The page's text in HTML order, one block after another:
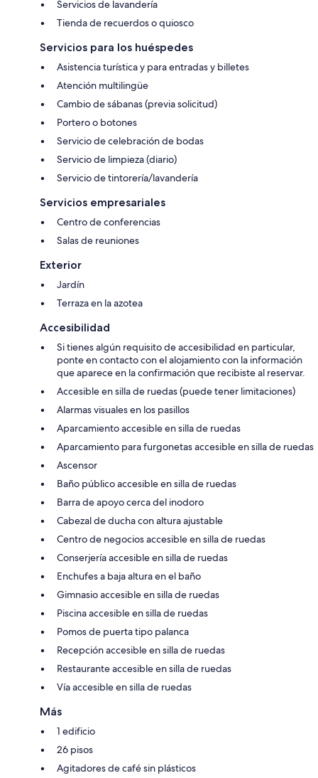
Servicios de lavandería
Tienda de recuerdos o quiosco
Servicios para los huéspedes
Asistencia turística y para entradas y billetes
Atención multilingüe
Cambio de sábanas (previa solicitud)
Portero o botones
Servicio de celebración de bodas
Servicio de limpieza (diario)
Servicio de tintorería/lavandería
Servicios empresariales
Centro de conferencias
Salas de reuniones
Exterior
Jardín
Terraza en la azotea
Accesibilidad
Si tienes algún requisito de accesibilidad en particular,
ponte en contacto con el alojamiento con la información
que aparece en la confirmación que recibiste al reservar.
Accesible en silla de ruedas (puede tener limitaciones)
Alarmas visuales en los pasillos
Aparcamiento accesible en silla de ruedas
Aparcamiento para furgonetas accesible en silla de ruedas
Ascensor
Baño público accesible en silla de ruedas
Barra de apoyo cerca del inodoro
Cabezal de ducha con altura ajustable
Centro de negocios accesible en silla de ruedas
Conserjería accesible en silla de ruedas
Enchufes a baja altura en el baño
Gimnasio accesible en silla de ruedas
Piscina accesible en silla de ruedas
Pomos de puerta tipo palanca
Recepción accesible en silla de ruedas
Restaurante accesible en silla de ruedas
Vía accesible en silla de ruedas
Más
1 edificio
26 pisos
Agitadores de café sin plásticos